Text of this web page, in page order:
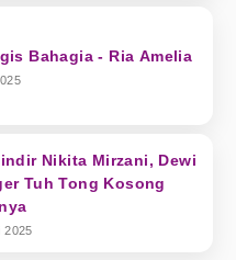
Bahagia - Ria Amelia
Nikita Mirzani, Dewi
Tuh Tong Kosong
2025